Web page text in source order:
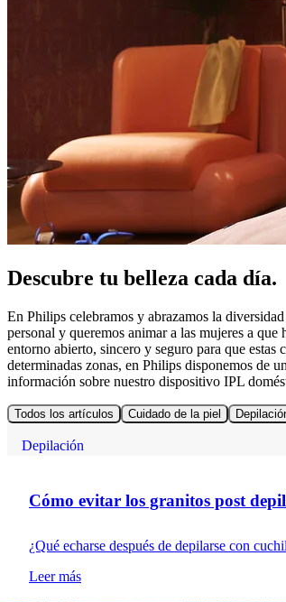
Descubre tu belleza cada día.
En Philips celebramos y abrazamos la
personal y queremos animar a las mujeres a
entorno abierto, sincero y seguro para que
determinadas zonas, en Philips disponemos de
información sobre nuestro dispositivo IPL
Todos los artículos Cuidado de la piel
Depilación
Cómo evitar los granitos post
¿Qué echarse después de depilarse con
Leer más